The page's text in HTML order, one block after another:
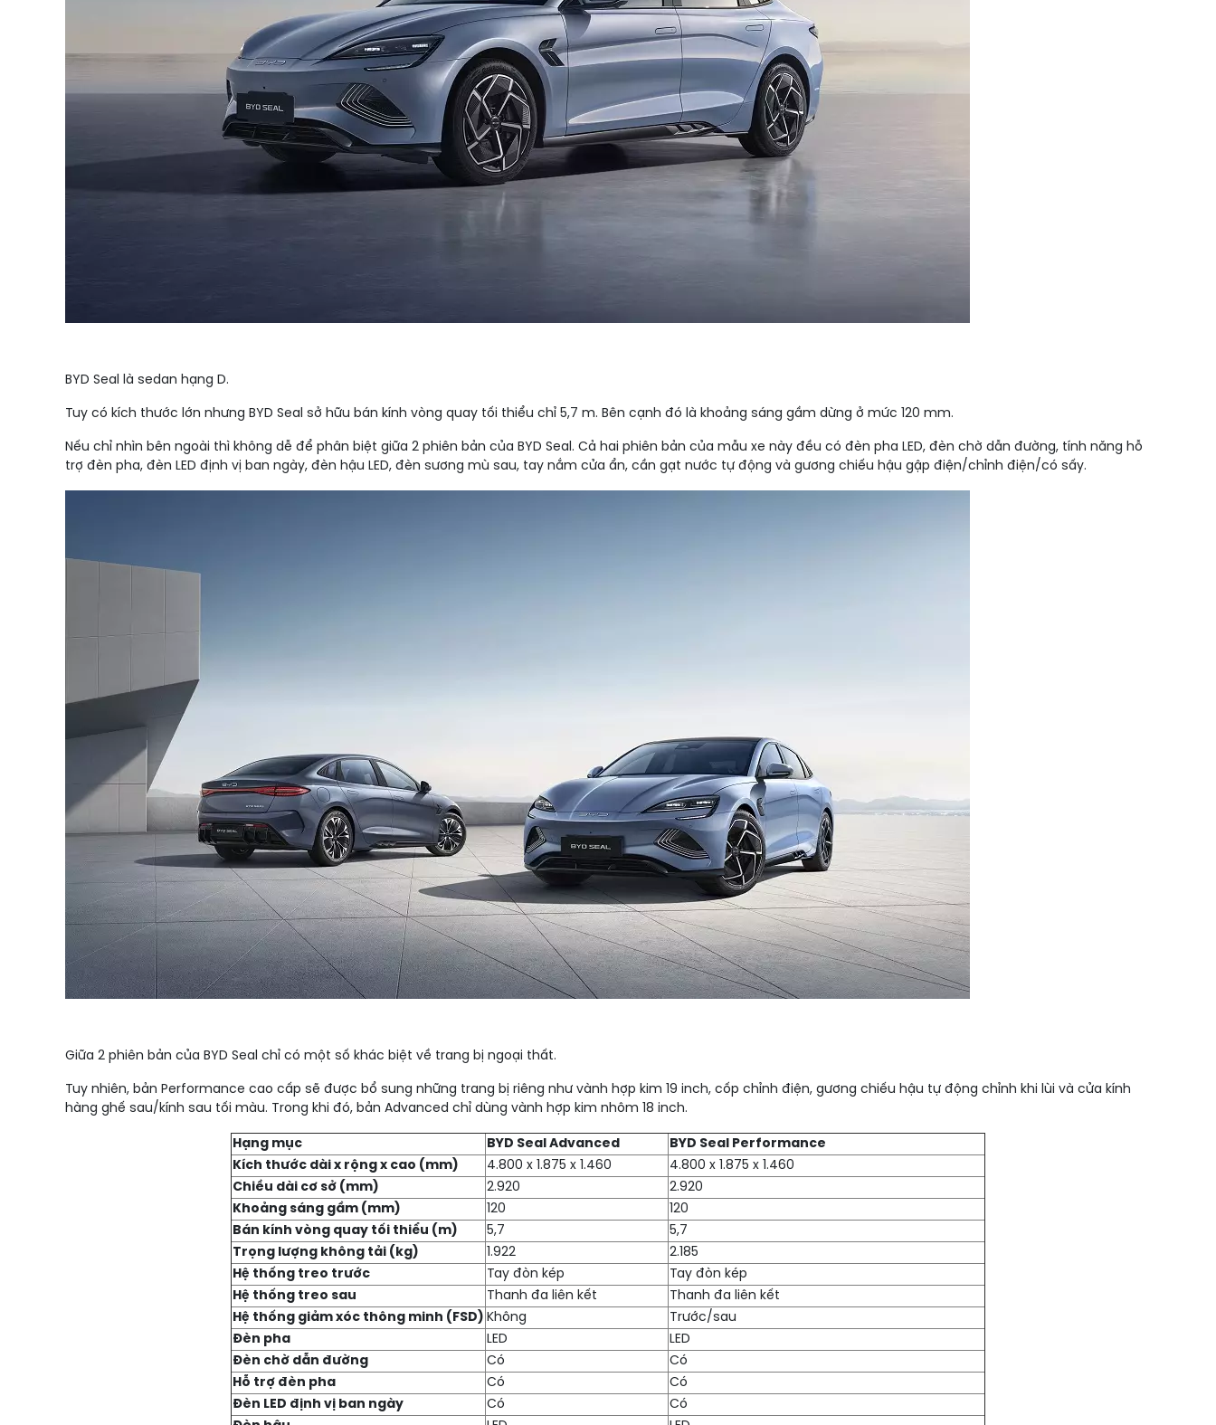
BYD Seal là sedan hạng D.
Tuy có kích thước lớn nhưng BYD Seal sở hữu bán kính vòng quay tối thiểu chỉ 5,7 m. Bên cạnh đó là khoảng sáng gầm dừng ở mức 120 mm.
Nếu chỉ nhìn bên ngoài thì không dễ để phân biệt giữa 2 phiên bản của BYD Seal. Cả hai phiên bản của mẫu xe này đều có đèn pha LED, đèn chờ dẫn đường, tính năng hỗ
trợ đèn pha, đèn LED định vị ban ngày, đèn hậu LED, đèn sương mù sau, tay nắm cửa ẩn, cần gạt nước tự động và gương chiếu hậu gập điện/chỉnh điện/có sấy.
Giữa 2 phiên bản của BYD Seal chỉ có một số khác biệt về trang bị ngoại thất.
Tuy nhiên, bản Performance cao cấp sẽ được bổ sung những trang bị riêng như vành hợp kim 19 inch, cốp chỉnh điện, gương chiếu hậu tự động chỉnh khi lùi và cửa kính
hàng ghế sau/kính sau tối màu. Trong khi đó, bản Advanced chỉ dùng vành hợp kim nhôm 18 inch.
Hạng mục BYD Seal Advanced
BYD Seal Performance
Kích thước dài x rộng x cao (mm)
4.800 x 1.875 x 1.460
4.800 x 1.875 x 1.460
Chiều dài cơ sở (mm)
2.920
2.920
Khoảng sáng gầm (mm)
120
120
Bán kính vòng quay tối thiểu (m)
5,7
5,7
Trọng lượng không tải (kg)
1.922
2.185
Hệ thống treo trước
Tay đòn kép
Tay đòn kép
Hệ thống treo sau
Thanh đa liên kết
Thanh đa liên kết
Hệ thống giảm xóc thông minh (FSD) Không
Trước/sau
Đèn pha
LED
LED
Đèn chờ dẫn đường
Có
Có
Hỗ trợ đèn pha
Có
Có
Đèn LED định vị ban ngày
Có
Có